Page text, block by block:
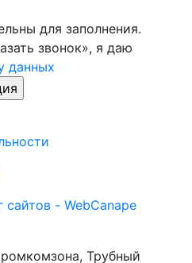
для заполнения.
звонок», я даю
данных
сайтов - WebCanape
Трубный